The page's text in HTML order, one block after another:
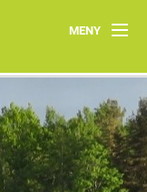
MENY
Hem
Om oss och vår förening
Styrelsen 2026